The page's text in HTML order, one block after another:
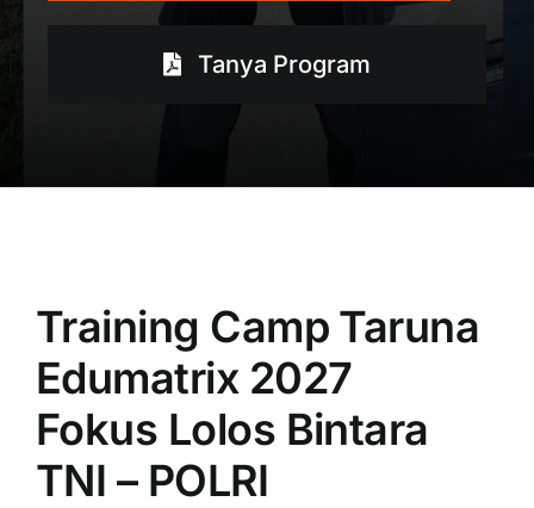
Tanya Program
Training Camp Taruna
Edumatrix 2027
Fokus Lolos Bintara
TNI – POLRI